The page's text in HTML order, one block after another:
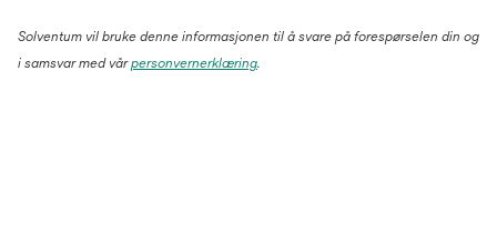
Solventum vil bruke denne informasjonen til å svare på forespørselen din og
i samsvar med vårpersonvernerklæring.